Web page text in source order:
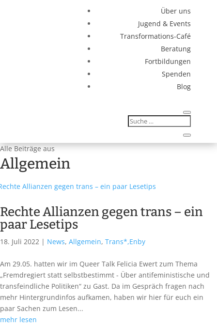
Über uns
Jugend & Events
Transformations-Café
Beratung
Fortbildungen
Spenden
Blog
Alle Beiträge aus
Allgemein
Rechte Allianzen gegen trans – ein
paar Lesetips
18. Juli 2022 | News, Allgemein, Trans*,Enby
Am 29.05. hatten wir im Queer Talk Felicia Ewert zum Thema
„Fremdregiert statt selbstbestimmt - Über antifeministische und
transfeindliche Politiken“ zu Gast. Da im Gespräch fragen nach
mehr Hintergrundinfos aufkamen, haben wir hier für euch ein
paar Sachen zum Lesen...
mehr lesen